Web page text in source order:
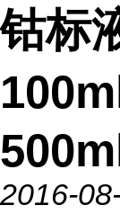
钴标
2016-